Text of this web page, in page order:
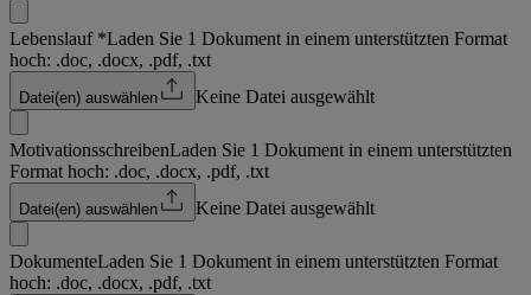
Lebenslauf*Laden Sie 1 Dokument in einem unterstützten Format
hoch: .doc, .docx, .pdf, .txt
Datei(en) auswählen Keine Datei ausgewählt
MotivationsschreibenLaden Sie 1 Dokument in einem unterstützten
Format hoch: .doc, .docx, .pdf, .txt
Datei(en) auswählen Keine Datei ausgewählt
DokumenteLaden Sie 1 Dokument in einem unterstützten Format
hoch: .doc, .docx, .pdf, .txt